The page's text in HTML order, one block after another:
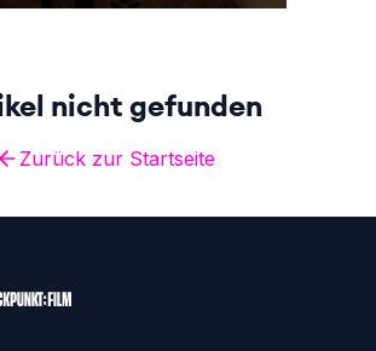
nicht gefunden
Zurück zur Startseite